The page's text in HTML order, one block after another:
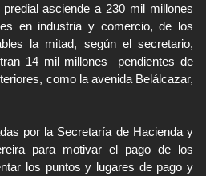
asciende a 230 mil millones
en industria y comercio, de los
la mitad, según el secretario,
14 mil millones
pendientes de
como la avenida Belálcazar,
por la Secretaría de Hacienda y
para motivar el pago de los
los puntos y lugares de pago y